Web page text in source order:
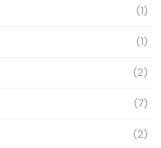
(1)
(1)
(2)
(7)
(2)